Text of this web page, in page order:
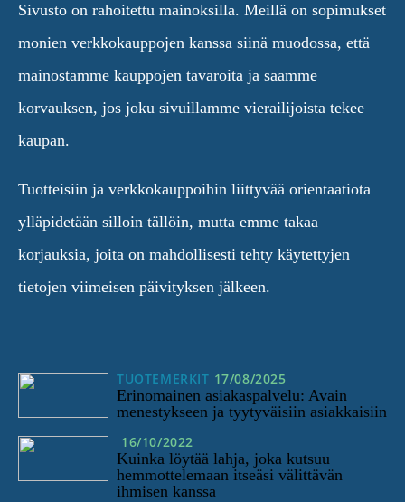
Sivusto on rahoitettu mainoksilla. Meillä on sopimukset
monien verkkokauppojen kanssa siinä muodossa, että
mainostamme kauppojen tavaroita ja saamme
korvauksen, jos joku sivuillamme vierailijoista tekee
kaupan.
Tuotteisiin ja verkkokauppoihin liittyvää orientaatiota
ylläpidetään silloin tällöin, mutta emme takaa
korjauksia, joita on mahdollisesti tehty käytettyjen
tietojen viimeisen päivityksen jälkeen.
TUOTEMERKIT 17/08/2025
Erinomainen asiakaspalvelu: Avain
menestykseen ja tyytyväisiin asiakkaisiin
16/10/2022
Kuinka löytää lahja, joka kutsuu
hemmottelemaan itseäsi välittävän
ihmisen kanssa